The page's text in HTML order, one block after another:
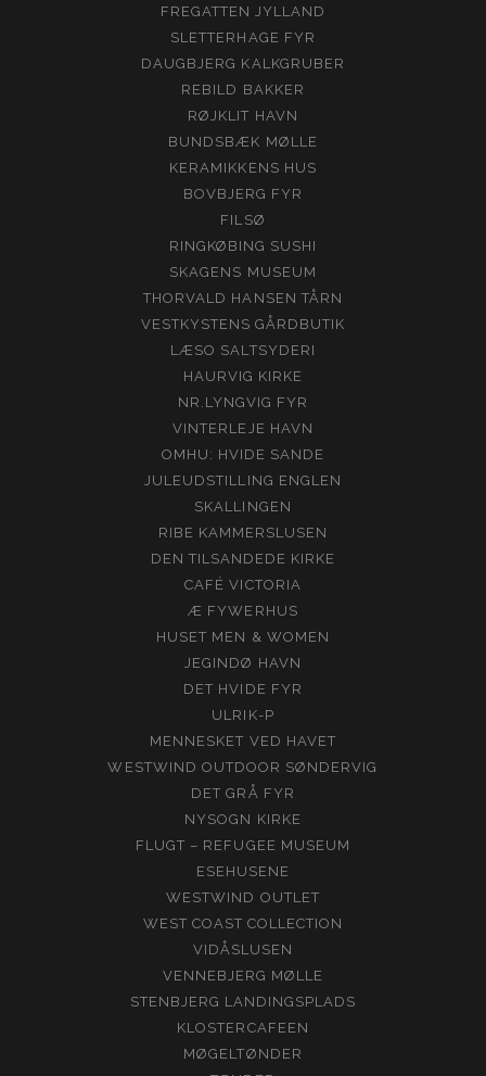
FREGATTEN JYLLAND
SLETTERHAGE FYR
DAUGBJERG KALKGRUBER
REBILD BAKKER
RØJKLIT HAVN
BUNDSBÆK MØLLE
KERAMIKKENS HUS
BOVBJERG FYR
FILSØ
RINGKØBING SUSHI
SKAGENS MUSEUM
THORVALD HANSEN TÅRN
VESTKYSTENS GÅRDBUTIK
LÆSO SALTSYDERI
HAURVIG KIRKE
NR.LYNGVIG FYR
VINTERLEJE HAVN
OMHU: HVIDE SANDE
JULEUDSTILLING ENGLEN
SKALLINGEN
RIBE KAMMERSLUSEN
DEN TILSANDEDE KIRKE
CAFÉ VICTORIA
Æ FYWERHUS
HUSET MEN & WOMEN
JEGINDØ HAVN
DET HVIDE FYR
ULRIK-P
MENNESKET VED HAVET
WESTWIND OUTDOOR SØNDERVIG
DET GRÅ FYR
NYSOGN KIRKE
FLUGT – REFUGEE MUSEUM
ESEHUSENE
WESTWIND OUTLET
WEST COAST COLLECTION
VIDÅSLUSEN
VENNEBJERG MØLLE
STENBJERG LANDINGSPLADS
KLOSTERCAFEEN
MØGELTØNDER